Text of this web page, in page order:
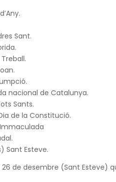
Sant.
nacional de Catalunya.
Sants.
de la Constitució.
Sant Esteve.
de desembre (Sant Esteve)